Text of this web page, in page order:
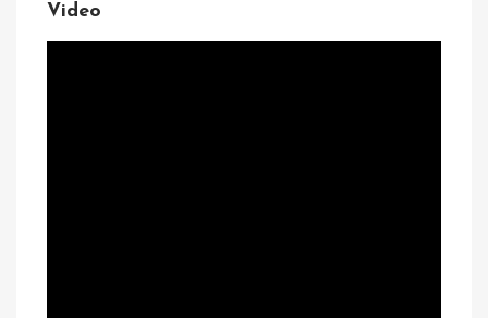
Video